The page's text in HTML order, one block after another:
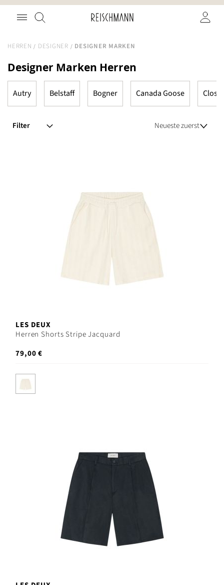
Zum
Inhalt
Suche
HERREN DESIGNER DESIGNER MARKEN
Designer Marken Herren
Autry Belstaff Bogner Canada Goose
LES DEUX
Herren Shorts Stripe Jacquard
79,00 €
Filter